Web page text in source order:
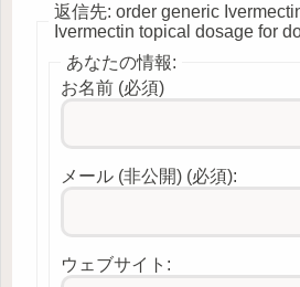
返信先: order generic
Ivermectin topical dosage for
あなたの情報:
お名前 (必須)
メール (非公開) (必須):
ウェブサイト: